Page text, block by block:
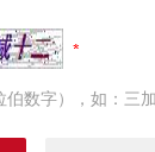
数字），如：三